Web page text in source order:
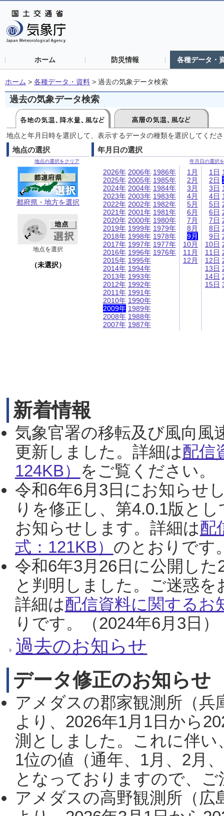
ホーム 防災情報 各種データ・
ホーム > 各種データ・資料 > 過去の気象データ検索
過去の気象データ検索
地点と年月日時を選択して、表示するデータの種類を選択してくだ
地点の選択
地点の選択をクリア
都府県・地方を選択
地点を選択
（未選択）
年月日の選択
年月日の選択
2026年
2025年
2024年
2023年
2022年
2021年
2020年
2019年
2018年
2017年
2016年
2015年
2014年
2013年
2012年
2011年
2010年
2009年
2008年
2007年
2006年
2005年
2004年
2003年
2002年
2001年
2000年
1999年
1998年
1997年
1996年
1995年
1994年
1993年
1992年
1991年
1990年
1989年
1988年
1987年
1986年
1985年
1984年
1983年
1982年
1981年
1980年
1979年
1978年
1977年
1976年
1月
2月
3月
4月
5月
6月
7月
8月
9月
10月
11月
12月
1日
2日
3日
4日
5日
6日
7日
8日
9日
10日
11日
12日
13日
14日
15日
新着情報
気象官署の移転及び風向風
更新しました。詳細は配信
124KB） をご覧ください。
令和6年6月3日にお知らせ
りを修正し、第4.0.1版と
お知らせします。詳細は配
式：121KB） のとおりです
令和6年3月26日に公開し
と判明しました。ご迷惑
詳細は配信資料に関するお
りです。（2024年6月3日）
過去のお知らせ
データ修正のお知らせ
アメダスの郡家観測所（
より、2026年1月1日から
測としました。これに伴い
1位の値（通年、1月、2月
となっておりますので、
アメダスの高野観測所（